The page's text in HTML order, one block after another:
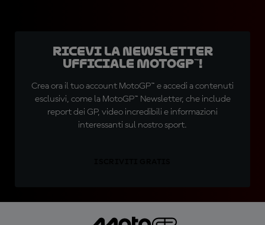
Ricevi la newsletter
ufficiale MotoGP™!
Crea ora il tuo account MotoGP™ e accedi a contenuti
esclusivi, come la MotoGP™ Newsletter, che include
report dei GP, video incredibili e informazioni
interessanti sul nostro sport.